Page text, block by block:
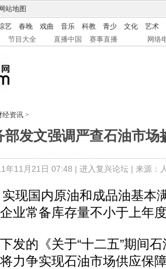
网站地图
艺 春晚 戏曲 音乐 科教 青少 文化
艺术
节目大全 直播中国 赛事直播 网络
经资讯 >
部发文强调严查石油市场
年11月21日 07:48 | 进入复兴论坛| 来源：
国内原油和成品油基本
业常备库存量不小于上年
的《关于“十二五”期间石
力争实现石油市场供应保